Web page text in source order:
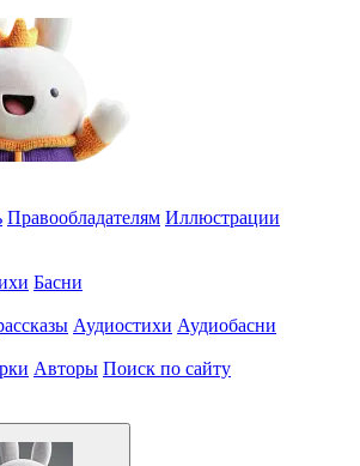
Правообладателям Иллюстрации
Басни
Аудиостихи Аудиобасни
Авторы Поиск по сайту